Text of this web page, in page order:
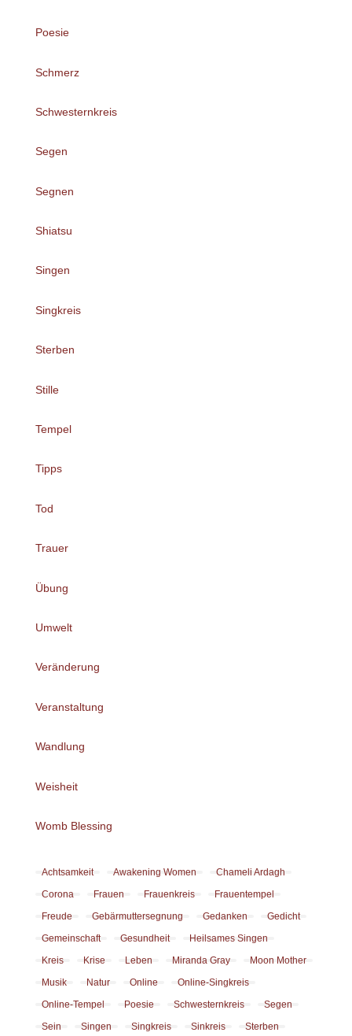
Poesie
Schmerz
Schwesternkreis
Segen
Segnen
Shiatsu
Singen
Singkreis
Sterben
Stille
Tempel
Tipps
Tod
Trauer
Übung
Umwelt
Veränderung
Veranstaltung
Wandlung
Weisheit
Womb Blessing
Achtsamkeit Awakening Women
Chameli Ardagh
Corona
Frauen Frauenkreis
Frauentempel
Freude
Gebärmuttersegnung Gedanken
Gedicht
Gemeinschaft
Gesundheit
Heilsames Singen
Kreis
Krise Leben Miranda Gray
Moon Mother
Musik
Natur Online
Online-Singkreis
Online-Tempel
Poesie Schwesternkreis
Segen
Sein
Singen Singkreis Sinkreis Sterben